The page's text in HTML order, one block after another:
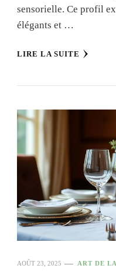
sensorielle. Ce profil
élégants et …
LIRE LA SUITE
AOÛT 23, 2025 ART DE